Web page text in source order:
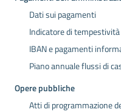
Dati sui pagamenti
Indicatore di
IBAN e pagamenti
Piano annuale flussi di
Opere pubbliche
Atti di programmazione